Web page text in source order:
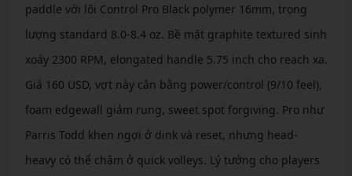
paddle với lõi Control Pro Black polymer 16mm, trọng
lượng standard 8.0-8.4 oz. Bề mặt graphite textured sinh
xoáy 2300 RPM, elongated handle 5.75 inch cho reach xa.
Giá 160 USD, vợt này cân bằng power/control (9/10 feel),
foam edgewall giảm rung, sweet spot forgiving. Pro như
Parris Todd khen ngợi ở dink và reset, nhưng head-
heavy có thể chậm ở quick volleys. Lý tưởng cho players